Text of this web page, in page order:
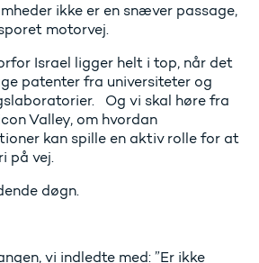
ikke er en snæver passage,
motorvej.
Israel ligger helt i top, når det
patenter fra universiteter og
Og vi skal høre fra
Valley, om hvordan
kan spille en aktiv rolle for at
på vej.
døgn.
vi indledte med: ”Er ikke